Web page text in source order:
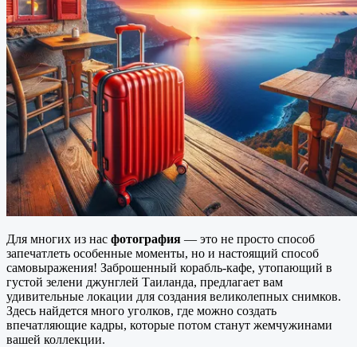
Для многих из нас фотография — это не просто способ
запечатлеть особенные моменты, но и настоящий способ
самовыражения! Заброшенный корабль-кафе, утопающий в
густой зелени джунглей Таиланда, предлагает вам
удивительные локации для создания великолепных снимков.
Здесь найдется много уголков, где можно создать
впечатляющие кадры, которые потом станут жемчужинами
вашей коллекции.